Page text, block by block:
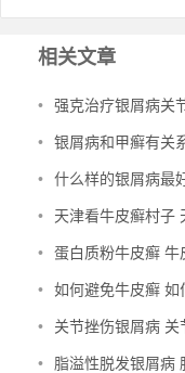
相关文章
• 强克治疗银屑病关
• 银屑病和甲癣有关
• 什么样的银屑病最
• 天津看牛皮癣村子
• 蛋白质粉牛皮癣 牛
• 如何避免牛皮癣 如
• 关节挫伤银屑病 关
• 脂溢性脱发银屑病